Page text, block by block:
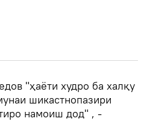
"ҳаёти худро ба халқу
шикастнопазири
намоиш дод" , -